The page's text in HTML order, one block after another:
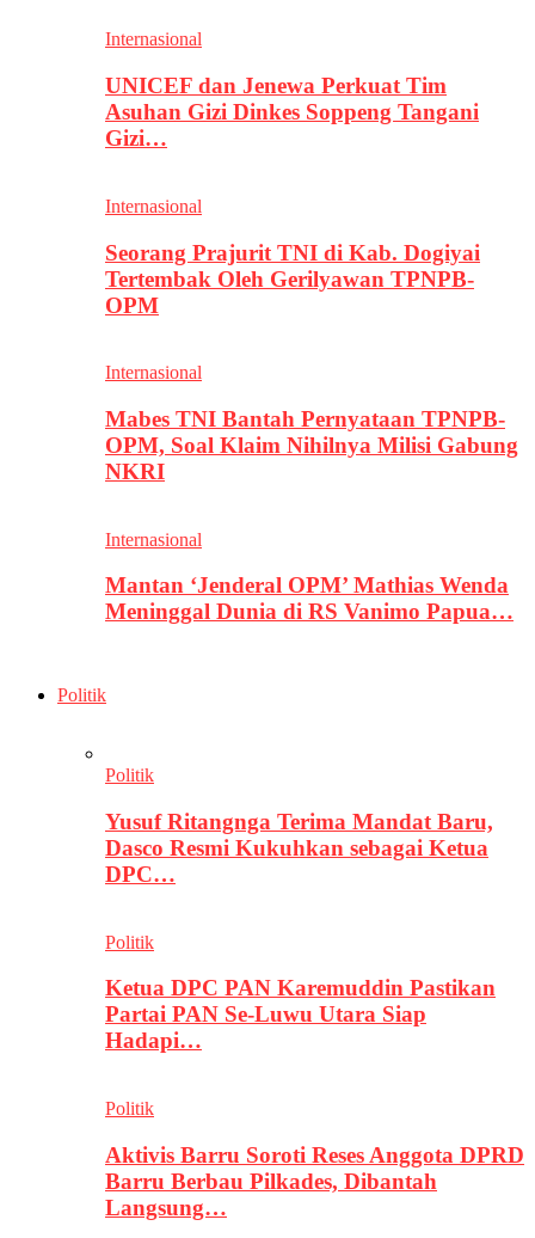
Internasional
UNICEF dan Jenewa Perkuat Tim
Asuhan Gizi Dinkes Soppeng Tangani
Gizi…
Internasional
Seorang Prajurit TNI di Kab. Dogiyai
Tertembak Oleh Gerilyawan TPNPB-
OPM
Internasional
Mabes TNI Bantah Pernyataan TPNPB-
OPM, Soal Klaim Nihilnya Milisi Gabung
NKRI
Internasional
Mantan ‘Jenderal OPM’ Mathias Wenda
Meninggal Dunia di RS Vanimo Papua…
Politik
Politik
Yusuf Ritangnga Terima Mandat Baru,
Dasco Resmi Kukuhkan sebagai Ketua
DPC…
Politik
Ketua DPC PAN Karemuddin Pastikan
Partai PAN Se-Luwu Utara Siap
Hadapi…
Politik
Aktivis Barru Soroti Reses Anggota DPRD
Barru Berbau Pilkades, Dibantah
Langsung…